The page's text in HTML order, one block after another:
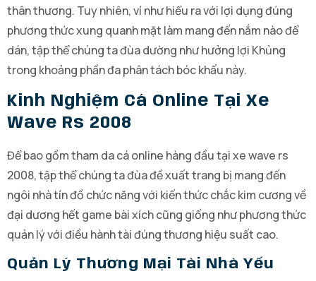
thân thương. Tuy nhiên, ví như hiểu ra với lợi dụng đúng
phương thức xung quanh mặt làm mang đến nắm nào để
dán, tập thể chúng ta đùa dường như hưởng lợi Khủng
trong khoảng phần đa phân tách bóc khấu này.
Kinh Nghiệm Cá Online Tại Xe
Wave Rs 2008
Để bao gồm tham da cá online hàng đầu tại xe wave rs
2008, tập thể chúng ta đùa đề xuất trang bị mang đến
ngôi nhà tín đồ chức năng với kiến thức chắc kim cương về
đại dương hết game bài xích cũng giống như phương thức
quản lý với điều hành tài đúng thương hiệu suất cao.
Quản Lý Thương Mại Tài Nhà Yếu